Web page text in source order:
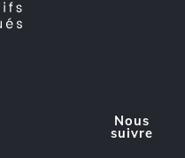
Nous
suivre